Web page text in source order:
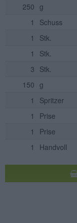
250 g
1
Schuss
1
Stk.
1
Stk.
3 Stk.
150 g
1
Spritzer
1
Prise
1
Prise
1
Handvoll